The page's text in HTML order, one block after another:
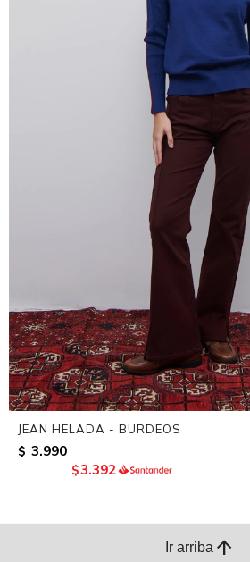
JEAN HELADA - BURDEOS
$ 3.990
$3.392
Ir arriba arrow_upward